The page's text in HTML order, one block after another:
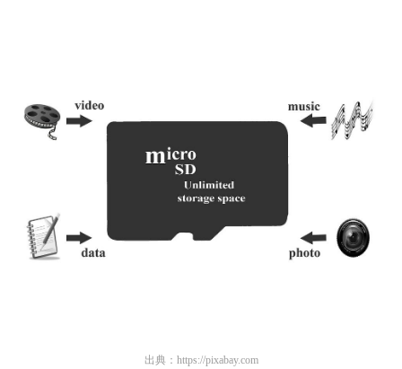
出典： https://pixabay.com